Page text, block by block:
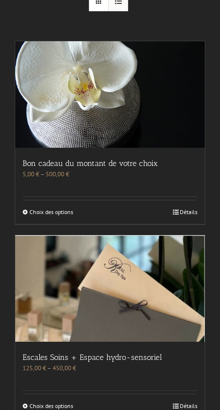
Bon cadeau du montant de votre choix
5,00€– 500,00€
Choix des options Détails
Escales Soins + Espace hydro-sensoriel
125,00€– 450,00€
Choix des options Détails